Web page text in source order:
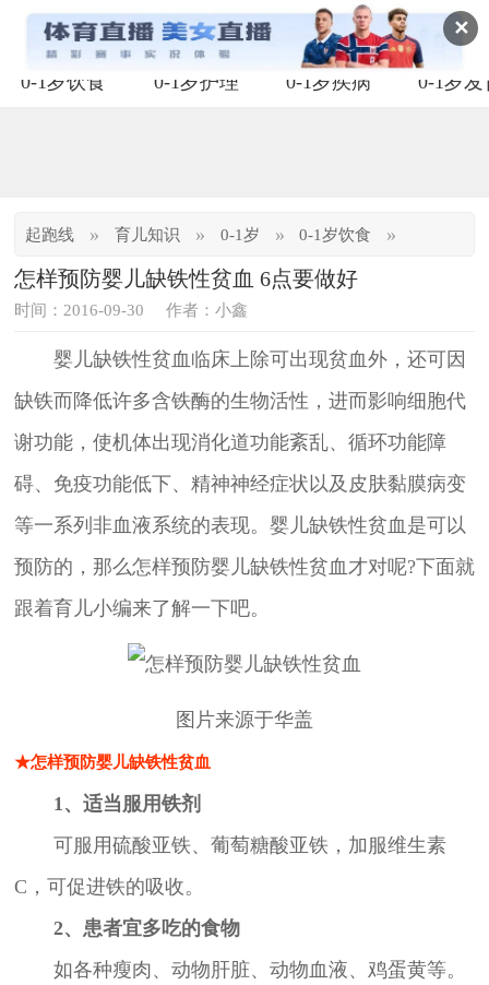
✕
0-1岁饮食 0-1岁护理 0-1岁疾病 0-1岁发
起跑线 » 育儿知识 » 0-1岁 » 0-1岁饮食 »
怎样预防婴儿缺铁性贫血 6点要做好
时间：2016-09-30 作者：小鑫
婴儿缺铁性贫血临床上除可出现贫血外，还可因
缺铁而降低许多含铁酶的生物活性，进而影响细胞代
谢功能，使机体出现消化道功能紊乱、循环功能障
碍、免疫功能低下、精神神经症状以及皮肤黏膜病变
等一系列非血液系统的表现。婴儿缺铁性贫血是可以
预防的，那么怎样预防婴儿缺铁性贫血才对呢?下面就
跟着育儿小编来了解一下吧。
图片来源于华盖
★怎样预防婴儿缺铁性贫血
1、适当服用铁剂
可服用硫酸亚铁、葡萄糖酸亚铁，加服维生素
C，可促进铁的吸收。
2、患者宜多吃的食物
如各种瘦肉、动物肝脏、动物血液、鸡蛋黄等。